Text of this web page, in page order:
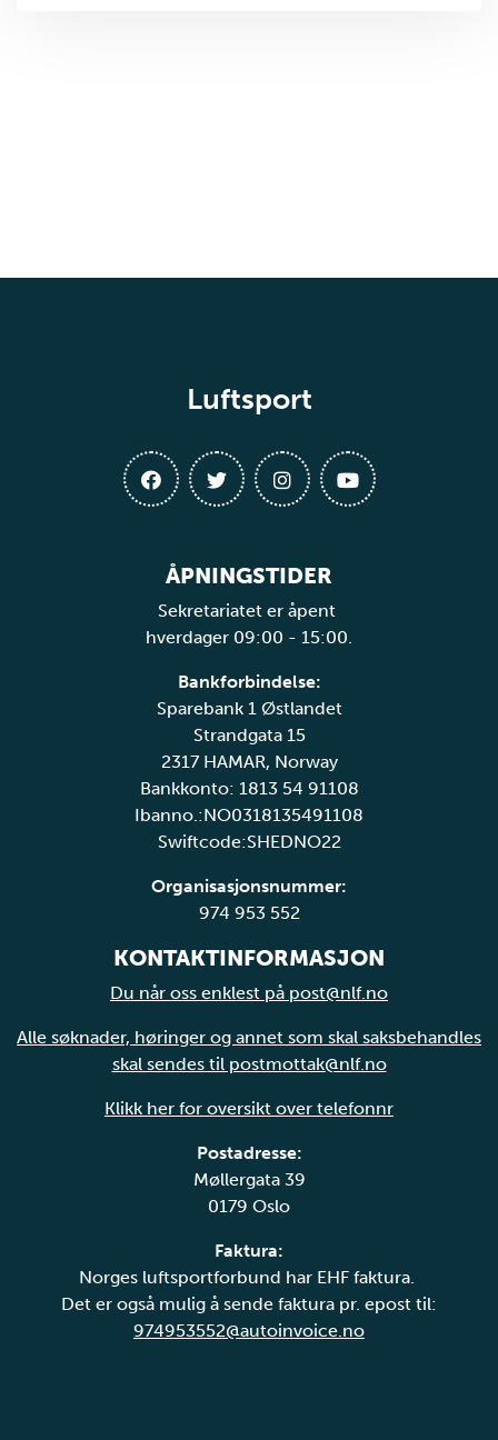
Luftsport
ÅPNINGSTIDER
Sekretariatet er åpent
hverdager 09:00 - 15:00.
Bankforbindelse:
Sparebank 1 Østlandet
Strandgata 15
2317 HAMAR, Norway
Bankkonto: 1813 54 91108
Ibanno.:NO0318135491108
Swiftcode:SHEDNO22
Organisasjonsnummer:
974 953 552
KONTAKTINFORMASJON
Du når oss enklest på post@nlf.no
Alle søknader, høringer og annet som skal saksbehandles
skal sendes til postmottak@nlf.no
Klikk her for oversikt over telefonnr
Postadresse:
Møllergata 39
0179 Oslo
Faktura:
Norges luftsportforbund har EHF faktura.
Det er også mulig å sende faktura pr. epost til:
974953552@autoinvoice.no